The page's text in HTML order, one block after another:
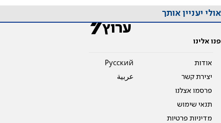
אולי יעניין אותך
פנו אלינו
אודות
יצירת קשר
פרסמו אצלנו
תנאי שימוש
מדיניות פרטיות
Pусский
عربية